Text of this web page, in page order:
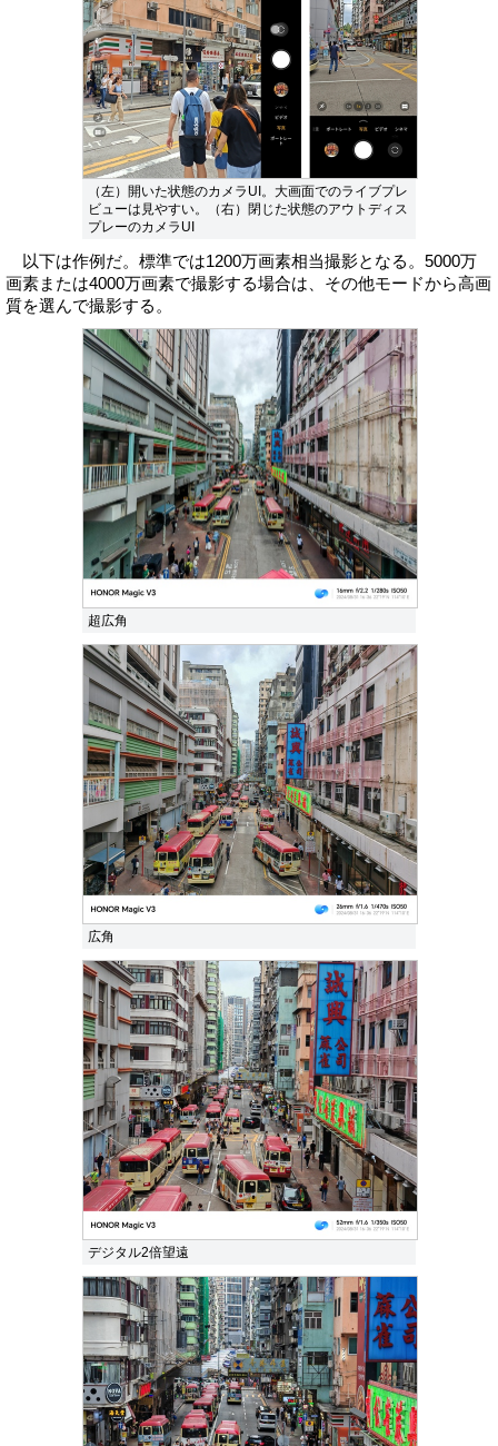
（左）開いた状態のカメラUI。大画面でのライブプレ
ビューは見やすい。（右）閉じた状態のアウトディス
プレーのカメラUI
以下は作例だ。標準では1200万画素相当撮影となる。5000万
画素または4000万画素で撮影する場合は、その他モードから高画
質を選んで撮影する。
超広角
広角
デジタル2倍望遠